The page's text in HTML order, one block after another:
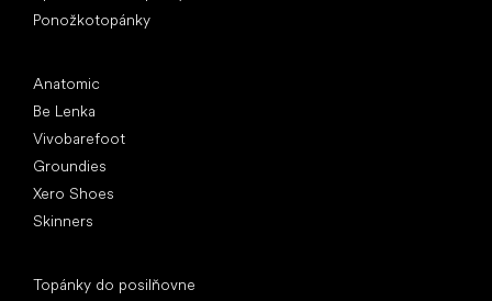
Ponožkotopánky
Anatomic
Be Lenka
Vivobarefoot
Groundies
Xero Shoes
Skinners
Topánky do posilňovne